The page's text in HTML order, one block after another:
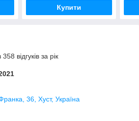
Купити
відгуків за рік
36, Хуст, Україна